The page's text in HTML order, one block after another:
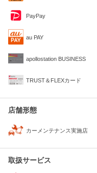
PayPay
au PAY
apollostation BUSINESS
TRUST＆FLEXカード
店舗形態
カーメンテナンス実施店
取扱サービス